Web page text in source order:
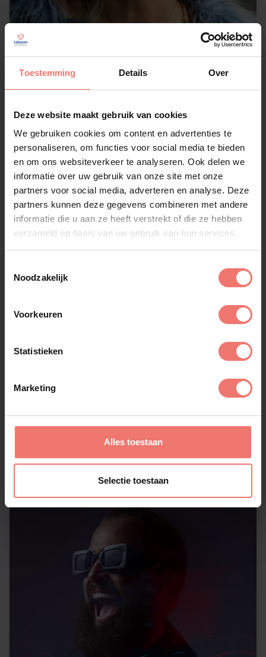
Toestemming Details Over
Deze website maakt gebruik van cookies
We gebruiken cookies om content en advertenties te
personaliseren, om functies voor social media te bieden
en om ons websiteverkeer te analyseren. Ook delen we
informatie over uw gebruik van onze site met onze
partners voor social media, adverteren en analyse. Deze
partners kunnen deze gegevens combineren met andere
informatie die u aan ze heeft verstrekt of die ze hebben
verzameld op basis van uw gebruik van hun services.
Noodzakelijk
Voorkeuren
Statistieken
Marketing
Alles toestaan
Selectie toestaan
Tony Junior
op aanvraag
Lees meer
Don Diablo
Lees meer